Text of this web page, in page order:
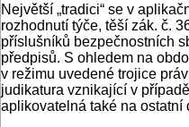
Největší „tradici“ se v
rozhodnutí týče, těší zák. č.
příslušníků bezpečnostních
předpisů. S ohledem na
v režimu uvedené trojice
judikatura vznikající v
aplikovatelná také na ostatní